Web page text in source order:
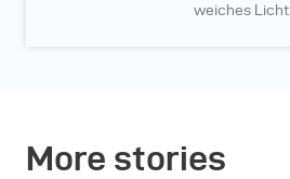
weiches Licht.
More stories